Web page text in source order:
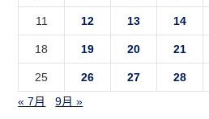
11 12 13 14
18 19 20 21
25 26 27 28
« 7月
9月 »